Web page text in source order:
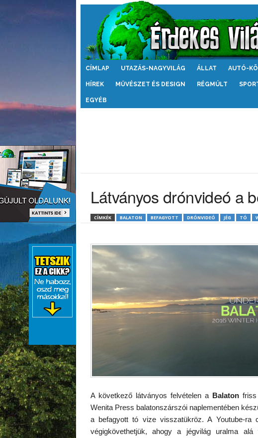
Érdekes
CÍMLAP UTAZÁS-NAGYVILÁG ÁLLAT AUTÓ-
HÍREK MŰVÉSZET ÉS DESIGN RÉGMÚLT
EGYÉB
Látványos drónvideó a
CÍMKÉK BALATON BEFAGYOTT DRÓNVIDEÓ JÉG TÓ
A következő látványos felvételen a Balaton
Wenita Press balatonszárszói naplementében
a befagyott tó vize visszatükröz. A Youtube-ra
végigkövethetjük, ahogy a jégvilág uralma